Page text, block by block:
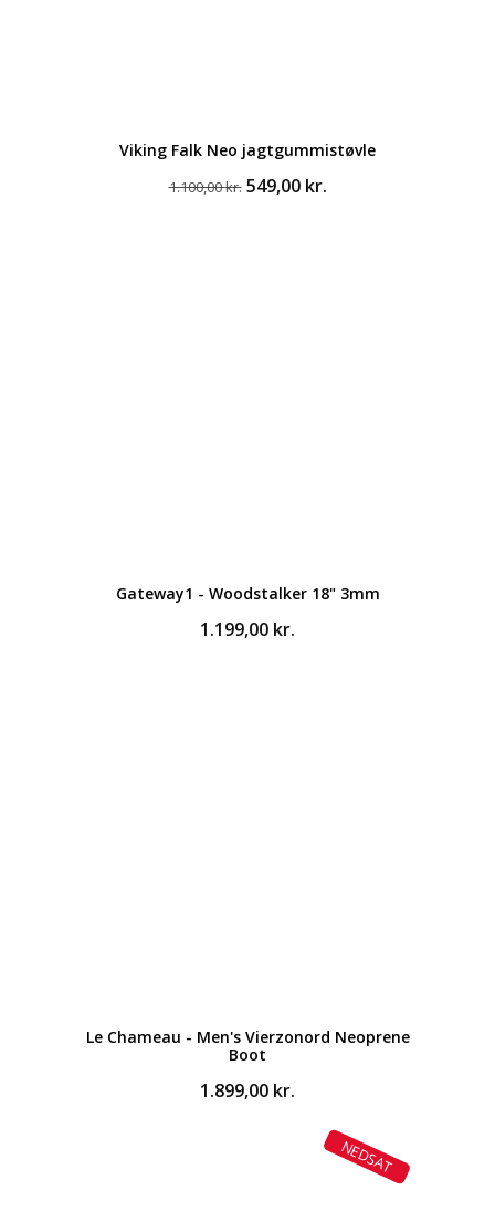
Viking Falk Neo jagtgummistøvle
1.100,00kr. Den
549,00 kr.Den
Gateway1 - Woodstalker 18" 3mm
1.199,00 kr.
Le Chameau - Men's Vierzonord Neoprene
Boot
1.899,00 kr.
NEDSAT